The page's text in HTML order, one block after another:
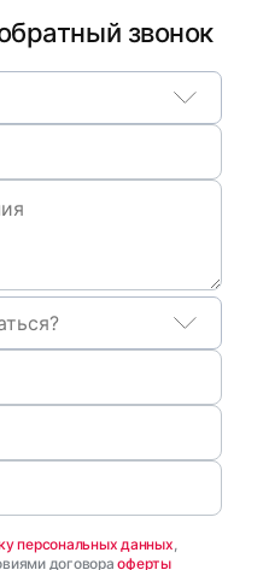
звонок
персональных данных,
договораоферты